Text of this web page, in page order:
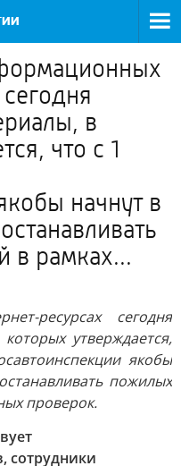
в
что с 1
начнут в
в рамках...
ресурсах сегодня
утверждается,
якобы
пожилых
проверок.
сотрудники